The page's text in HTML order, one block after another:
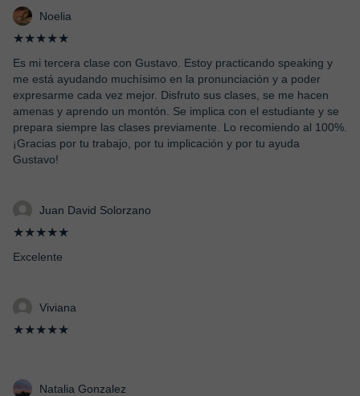
Noelia
★★★★★
Es mi tercera clase con Gustavo. Estoy practicando speaking y
me está ayudando muchísimo en la pronunciación y a poder
expresarme cada vez mejor. Disfruto sus clases, se me hacen
amenas y aprendo un montón. Se implica con el estudiante y se
prepara siempre las clases previamente. Lo recomiendo al 100%.
¡Gracias por tu trabajo, por tu implicación y por tu ayuda
Gustavo!
Juan David Solorzano
★★★★★
Excelente
Viviana
★★★★★
Natalia Gonzalez